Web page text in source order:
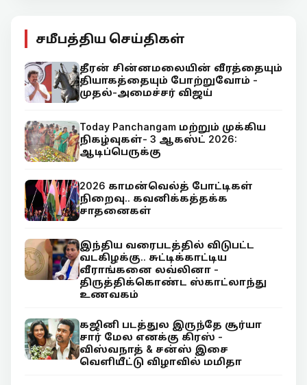
சமீபத்திய செய்திகள்
தீரன் சின்னமலையின் வீரத்தையும்
தியாகத்தையும் போற்றுவோம் -
முதல்-அமைச்சர் விஜய்
Today Panchangam மற்றும் முக்கிய
நிகழ்வுகள்- 3 ஆகஸ்ட் 2026:
ஆடிப்பெருக்கு
2026 காமன்வெல்த் போட்டிகள்
நிறைவு.. கவனிக்கத்தக்க
சாதனைகள்
இந்திய வரைபடத்தில் விடுபட்ட
வடகிழக்கு.. சுட்டிக்காட்டிய
வீராங்கனை லவ்லினா -
திருத்திக்கொண்ட ஸ்காட்லாந்து
உணவகம்
கஜினி படத்துல இருந்தே சூர்யா
சார் மேல எனக்கு கிரஸ் -
விஸ்வநாத் & சன்ஸ் இசை
வெளியீட்டு விழாவில் மமிதா